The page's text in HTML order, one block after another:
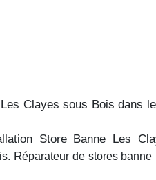
Clayes sous Bois dans
Store Banne Les
Réparateur de stores